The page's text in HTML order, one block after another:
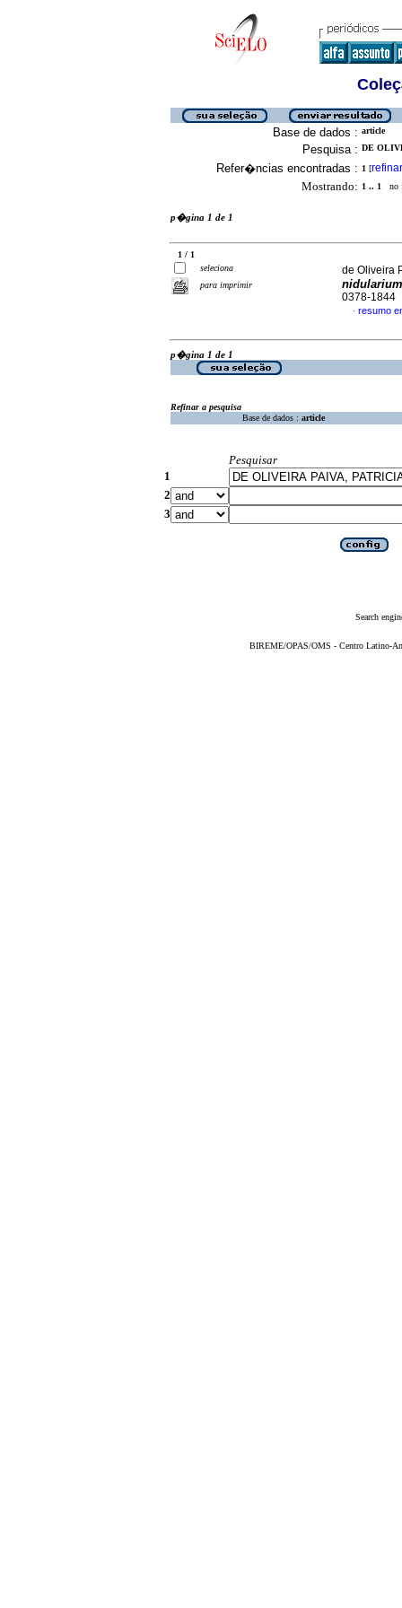
Base de dados : article
Pesquisa : DE
Refer�ncias encontradas : 1 [refinar
Mostrando: 1 .. 1 no
p�gina 1 de 1
1 / 1
seleciona
para imprimir
de Oliveira
0378-1844
· resumo
p�gina 1 de 1
Refinar a pesquisa
Base de dados : article
Pesquisar
1
2
3
Search
BIREME/OPAS/OMS - Centro Latino-